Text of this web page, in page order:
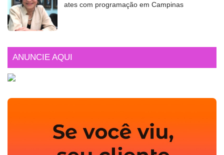
ates com programação em Campinas
ANUNCIE AQUI